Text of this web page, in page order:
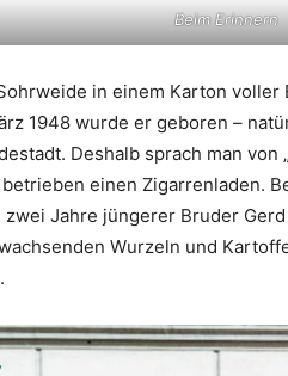
Beim Erinnern
in einem Karton voller
1948 wurde er geboren –
Deshalb sprach man von
betrieben einen Zigarrenladen.
Jahre jüngerer Bruder
Wurzeln und